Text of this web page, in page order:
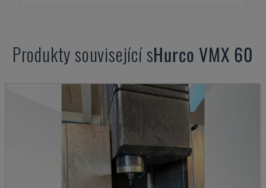
Produkty související sHurco VMX 60